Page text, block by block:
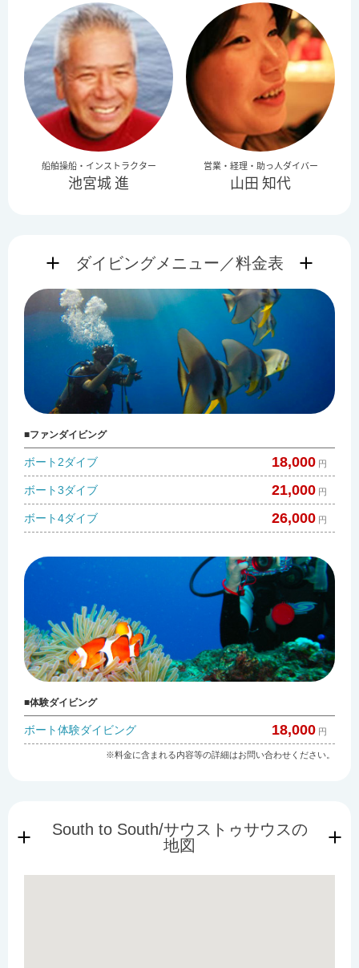
船舶操船・インストラクター
池宮城 進
営業・経理・助っ人ダイバー
山田 知代
ダイビングメニュー／料金表
ファンダイビング
ボート2ダイブ 18,000 円
ボート3ダイブ 21,000 円
ボート4ダイブ 26,000 円
体験ダイビング
ボート体験ダイビング 18,000 円
※料金に含まれる内容等の詳細はお問い合わせください。
South to South/サウストゥサウスの
地図